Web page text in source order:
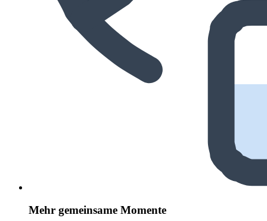
Mehr gemeinsame Momente